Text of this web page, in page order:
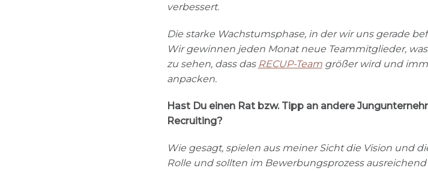
verbessert.
Die starke Wachstumsphase, in der wir uns gerade
Wir gewinnen jeden Monat neue Teammitglieder,
zu sehen, dass das RECUP-Teamgrößer wird und
anpacken.
Hast Du einen Rat bzw. Tipp an andere
Recruiting?
Wie gesagt, spielen aus meiner Sicht die Vision und
Rolle und sollten im Bewerbungsprozess